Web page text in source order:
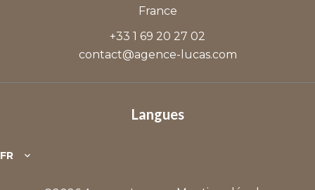
France
+33 1 69 20 27 02
contact@agence-lucas.com
Langues
FR